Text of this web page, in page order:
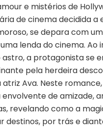
e mistérios de
de cinema decidida a
se depara com
lenda do cinema. Ao
astro, a protagonista se
pela herdeira
Ava. Neste
de amizade,
revelando como a
destinos, por trás e